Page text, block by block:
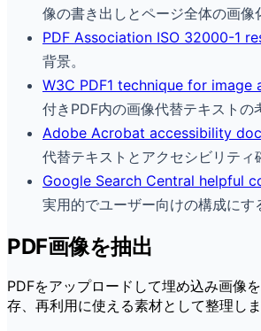
像の書き出しとページ全体の画像
PDF Association ISO 32000-1
背景。
W3C PDF1 technique for image
付きPDF内の画像代替テキストの
Adobe Acrobat accessibility
代替テキストとアクセシビリティ
Google Search Central helpful
実用的でユーザー向けの構成にす
PDF画像を抽出
PDFをアップロードして埋め込み画像
存、再利用に使える素材として整理しま